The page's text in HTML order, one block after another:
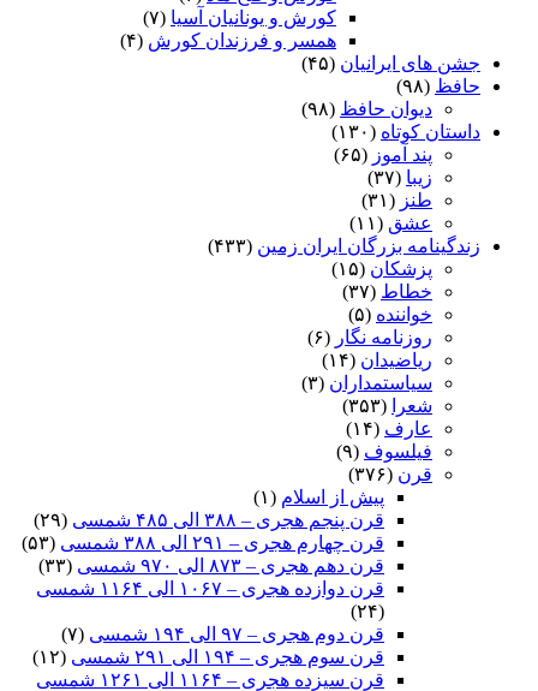
کورش و یونانیان آسیا (۷)
همسر و فرزندان کورش (۴)
جشن های ایرانیان (۴۵)
حافظ (۹۸)
دیوان حافظ (۹۸)
داستان کوتاه (۱۳۰)
پند آموز (۶۵)
زیبا (۳۷)
طنز (۳۱)
عشق (۱۱)
زندگینامه بزرگان ایران زمین (۴۳۳)
پزشکان (۱۵)
خطاط (۳۷)
خواننده (۵)
روزنامه نگار (۶)
ریاضیدان (۱۴)
سیاستمداران (۳)
شعرا
(۳۵۳)
عارف (۱۴)
فیلسوف (۹)
قرن (۳۷۶)
پیش از اسلام (۱)
قرن پنجم هجری – ۳۸۸ الی ۴۸۵ شمسی
(۲۹)
قرن چهارم هجری – ۲۹۱ الی ۳۸۸ شمسی
(۵۳)
قرن دهم هجری – ۸۷۳ الی ۹۷۰ شمسی
(۳۳)
قرن دوازده هجری – ۱۰۶۷ الی ۱۱۶۴ شمسی
(۲۴)
قرن دوم هجری – ۹۷ الی ۱۹۴ شمسی
(۷)
قرن سوم هجری – ۱۹۴ الی ۲۹۱ شمسی
(۱۲)
قرن سیزده هجری – ۱۱۶۴ الی ۱۲۶۱ شمسی